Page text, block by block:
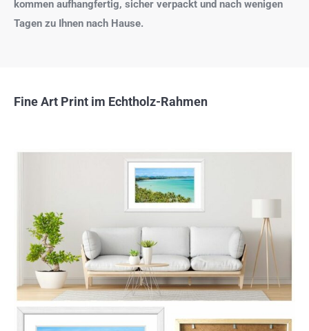
kommen aufhangfertig, sicher verpackt und nach wenigen
Tagen zu Ihnen nach Hause.
Fine Art Print im Echtholz-Rahmen